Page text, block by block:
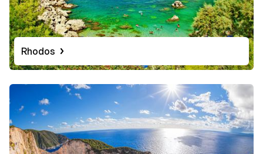
Rhodos